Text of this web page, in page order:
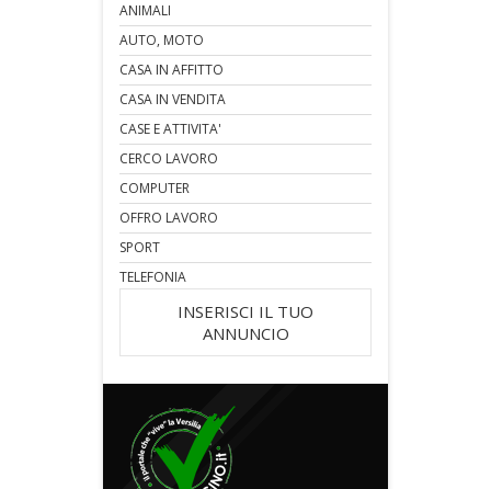
ANIMALI
AUTO, MOTO
CASA IN AFFITTO
CASA IN VENDITA
CASE E ATTIVITA'
CERCO LAVORO
COMPUTER
OFFRO LAVORO
SPORT
TELEFONIA
INSERISCI IL TUO
ANNUNCIO